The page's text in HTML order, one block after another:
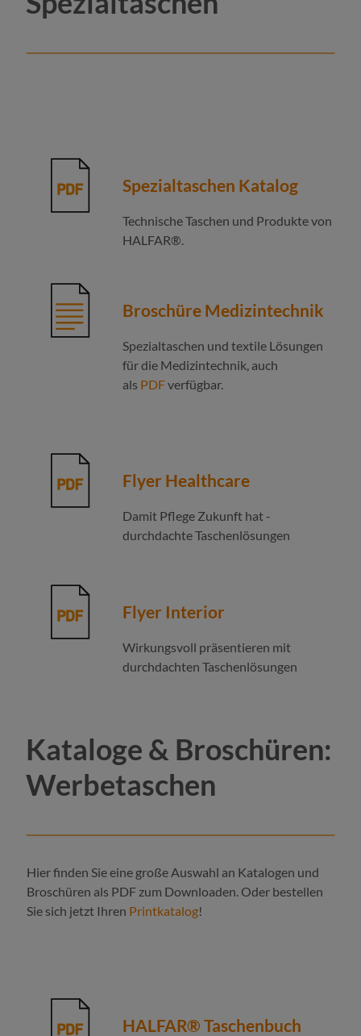
Spezialtaschen Katalog
Technische Taschen und Produkte von
HALFAR®.
Broschüre Medizintechnik
Spezialtaschen und textile Lösungen
für die Medizintechnik, auch
als PDFverfügbar.
Flyer Healthcare
Damit Pflege Zukunft hat -
durchdachte Taschenlösungen
Flyer Interior
Wirkungsvoll präsentieren mit
durchdachten Taschenlösungen
Kataloge & Broschüren:
Werbetaschen
Hier finden Sie eine große Auswahl an Katalogen und
Broschüren als PDF zum Downloaden. Oder bestellen
Sie sich jetzt Ihren Printkatalog!
HALFAR® Taschenbuch